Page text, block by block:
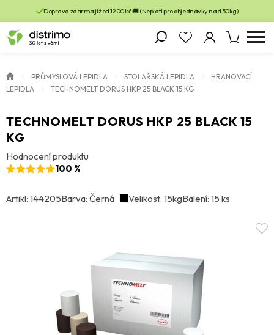
Doprava zdarma již od 1200 kč 🚚 (Neplatí pro objednávky nad 50kg)
PRŮMYSLOVÁ LEPIDLA STOLAŘSKÁ LEPIDLA
HRANOVACÍ
LEPIDLA
TECHNOMELT DORUS HKP 25 BLACK 15 KG
TECHNOMELT DORUS HKP 25 BLACK 15
KG
Hodnocení produktu
100 %
Artikl: 144205Barva: Černá Velikost: 15kgBalení: 15 ks